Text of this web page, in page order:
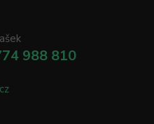
988 810